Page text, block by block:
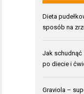
Dieta
sposób na
Jak schudnąć
po diecie i
Graviola –